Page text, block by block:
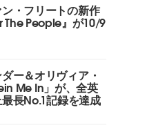
・フリートの新作
The People』が10/9
ー＆オリヴィア・
Me In」が、全英
長No.1記録を達成